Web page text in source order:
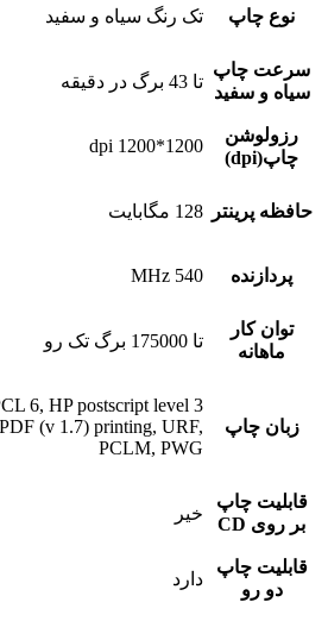
نوع چاپ تک رنگ سیاه و سفید
سرعت چاپ
سیاه و سفید
تا 43 برگ در دقیقه
رزولوشن
چاپ(dpi)
1200*1200 dpi
حافظه پرینتر 128 مگابایت
پردازنده 540 MHz
توان کار
ماهانه
تا 175000 برگ تک رو
زبان چاپ
6, HP postscript level 3
(v 1.7) printing, URF,
PCLM, PWG
قابلیت چاپ
بر روی CD
خیر
قابلیت چاپ
دو رو
دارد